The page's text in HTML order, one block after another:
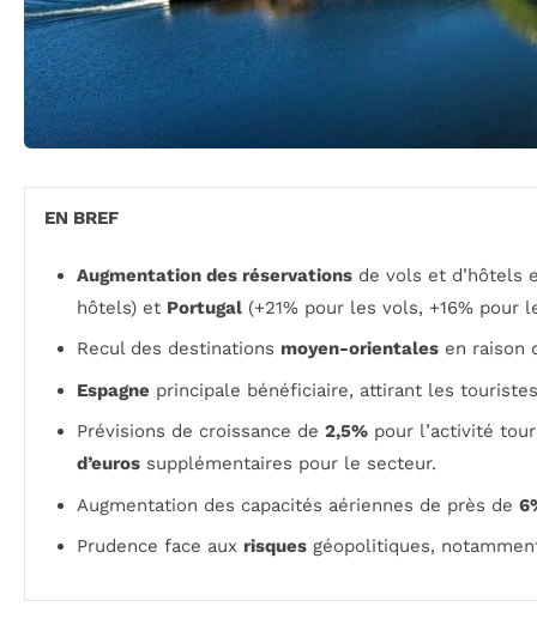
EN BREF
Augmentation des réservations de vols et d’hôtels
hôtels) et Portugal (+21% pour les vols, +16% pour
Recul des destinations moyen-orientales en raison
Espagne principale bénéficiaire, attirant les
Prévisions de croissance de 2,5% pour l’activité
d’euros supplémentaires pour le secteur.
Augmentation des capacités aériennes de près de
Prudence face aux risques géopolitiques,